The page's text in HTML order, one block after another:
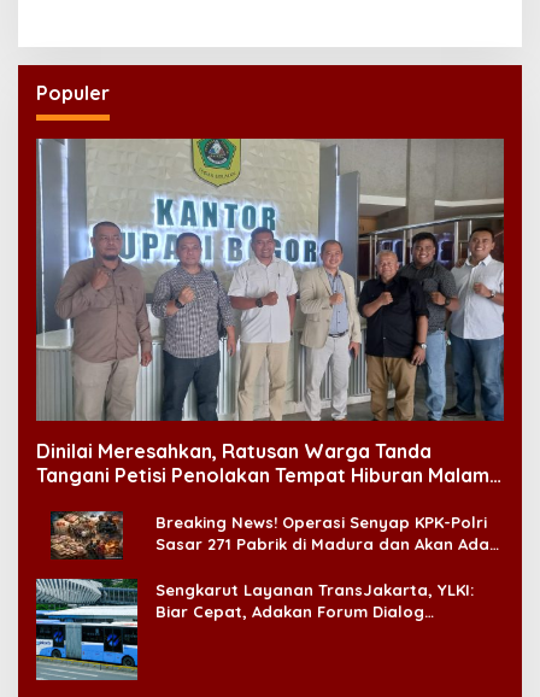
Populer
Dinilai Meresahkan, Ratusan Warga Tanda
Tangani Petisi Penolakan Tempat Hiburan Malam
Breaking News! Operasi Senyap KPK-Polri
Sasar 271 Pabrik di Madura dan Akan Ada
Sengkarut Layanan TransJakarta, YLKI:
Biar Cepat, Adakan Forum Dialog